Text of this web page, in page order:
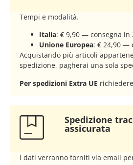
Tempi e modalità.
Italia: € 9,90 — consegna in
Unione Europea: € 24,90 —
Acquistando più articoli
spedizione, pagherai una sola
Per spedizioni Extra UE
Spedizione
assicurata​
I dati verranno forniti via email